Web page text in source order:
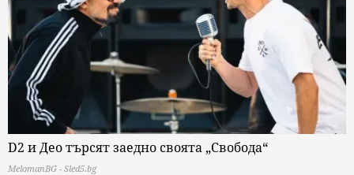
D2 и Део търсят заедно своята „Свобода“
MelomanBG - Sled5.bg